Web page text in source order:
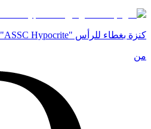
كنزة بغطاء للرأس "ASSC Hypocrite" باللون الأبيض
من